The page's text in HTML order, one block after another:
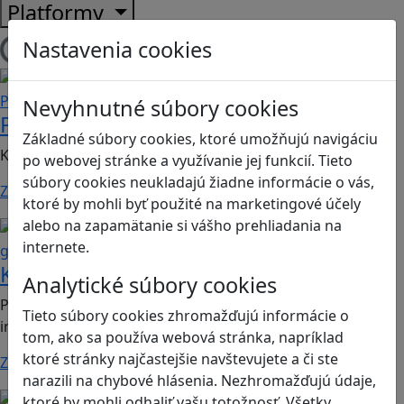
Nastavenia cookies
Nevyhnutné súbory cookies
Základné súbory cookies, ktoré umožňujú navigáciu
po webovej stránke a využívanie jej funkcií. Tieto
súbory cookies neukladajú žiadne informácie o vás,
ktoré by mohli byť použité na marketingové účely
alebo na zapamätanie si vášho prehliadania na
internete.
Analytické súbory cookies
Tieto súbory cookies zhromažďujú informácie o
tom, ako sa používa webová stránka, napríklad
ktoré stránky najčastejšie navštevujete a či ste
narazili na chybové hlásenia. Nezhromažďujú údaje,
Platformy
Načítam hry
Sociálne zručnosti a kooperácia
Podnikavosť a inovácie
Podnikanie s poslaním
Kooperatívna print&play hra o zodpovednom podnikaní
Zistiť viac
Bezpečnosť na interneteMediálna
gramotnosť
KyberBabka
Print&play hra vhodná pre 2. stupeň ZŠ a SŠ, predmet:
informatika, mediálna výchova
Zistiť viac
Kritické myslenieKultúrne dedičstvo